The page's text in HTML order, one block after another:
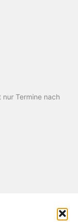
Termine nach